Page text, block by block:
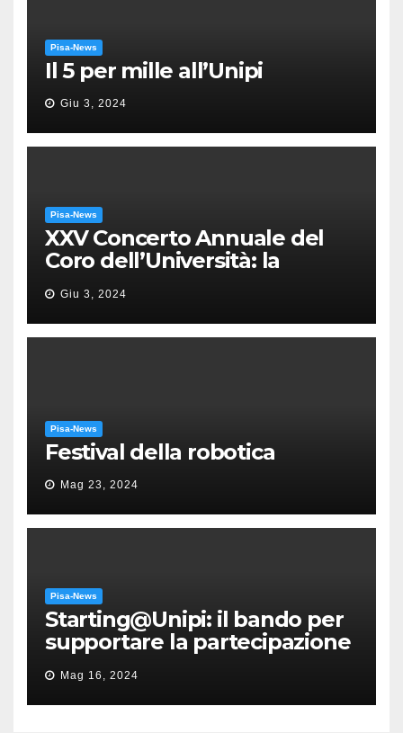
Pisa-News
Il 5 per mille all’Unipi
Giu 3, 2024
Pisa-News
XXV Concerto Annuale del
Coro dell’Università: la
“Messa in gloria” di Giacomo
Puccini
Giu 3, 2024
Pisa-News
Festival della robotica
Mag 23, 2024
Pisa-News
Starting@Unipi: il bando per
supportare la partecipazione
all’ERC Starting Grant
Mag 16, 2024